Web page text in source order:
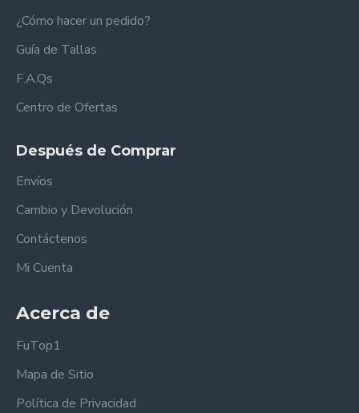
¿Cómo hacer un pedido?
Guía de Tallas
F.A.Qs
Centro de Ofertas
Después de Comprar
Envíos
Cambio y Devolución
Contáctenos
Mi Cuenta
Acerca de
FuTop1
Mapa de Sitio
Política de Privacidad